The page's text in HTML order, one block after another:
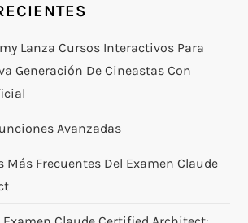
Lanza Cursos Interactivos Para
Generación De Cineastas Con
Avanzadas
Más Frecuentes Del Examen Claude